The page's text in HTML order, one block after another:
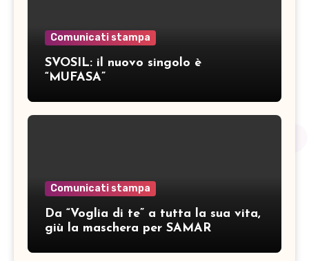
Comunicati stampa
SVOSIL: il nuovo singolo è
“MUFASA”
Comunicati stampa
Da “Voglia di te” a tutta la sua vita,
giù la maschera per SAMAR